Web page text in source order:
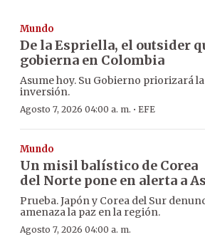
Mundo
De la Espriella, el outsider
gobierna en Colombia
Asume hoy. Su Gobierno priorizará
inversión.
Agosto 7, 2026 04:00 a. m. · EFE
Mundo
Un misil balístico de Corea
del Norte pone en alerta a
Prueba. Japón y Corea del Sur
amenaza la paz en la región.
Agosto 7, 2026 04:00 a. m.